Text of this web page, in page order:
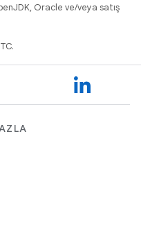
Oracle ve/veya satış